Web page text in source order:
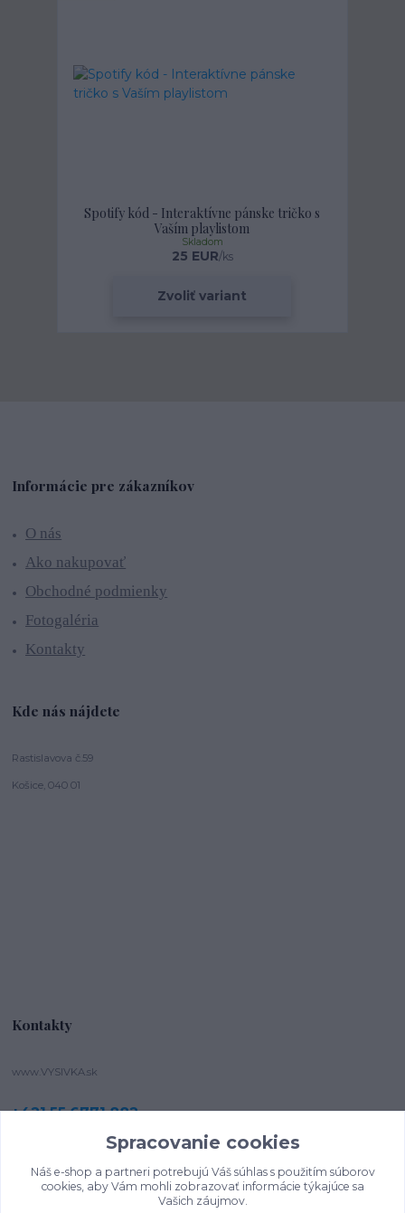
Spotify kód - Interaktívne pánske tričko s
Vaším playlistom
25 EUR/ks
Skladom
Zvoliť variant
Informácie pre zákazníkov
O nás
Ako nakupovať
Obchodné podmienky
Fotogaléria
Kontakty
Kde nás nájdete
Rastislavova č.59
Košice, 040 01
Kontakty
www.VYSIVKA.sk
+421 55 6771 882
vysivka@vysivka.sk
Spracovanie cookies
Náš e-shop a partneri potrebujú Váš súhlas s použitím súborov
cookies, aby Vám mohli zobrazovať informácie týkajúce sa
Vašich záujmov.